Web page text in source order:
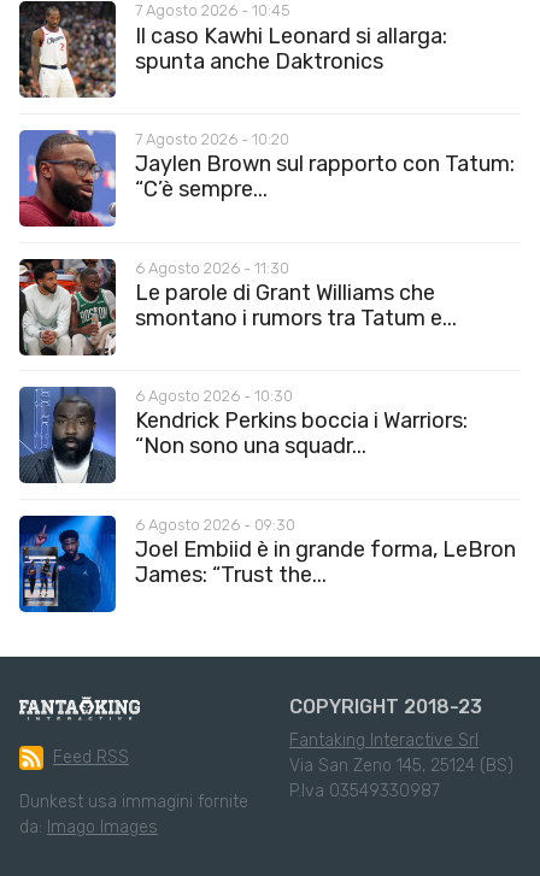
7 Agosto 2026 - 10:45
Il caso Kawhi Leonard si allarga:
spunta anche Daktronics
7 Agosto 2026 - 10:20
Jaylen Brown sul rapporto con Tatum:
“C’è sempre...
6 Agosto 2026 - 11:30
Le parole di Grant Williams che
smontano i rumors tra Tatum e...
6 Agosto 2026 - 10:30
Kendrick Perkins boccia i Warriors:
“Non sono una squadr...
6 Agosto 2026 - 09:30
Joel Embiid è in grande forma, LeBron
James: “Trust the...
Feed RSS
Dunkest usa immagini fornite
da: Imago Images
COPYRIGHT 2018-23
Fantaking Interactive Srl
Via San Zeno 145, 25124 (BS)
P.Iva 03549330987